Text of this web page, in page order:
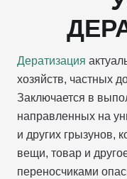
Дератизация
хозяйств, частных
Заключается в
направленных на
и других грызунов,
вещи, товар и
переносчиками